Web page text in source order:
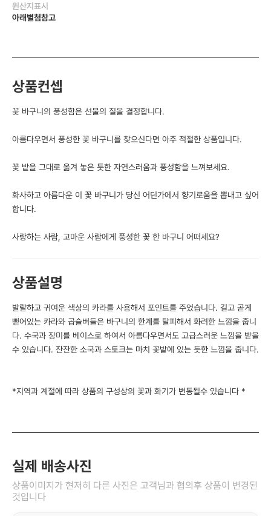
원산지표시
아래별첨참고
상품컨셉
꽃 바구니의 풍성함은 선물의 질을 결정합니다.
아름다우면서 풍성한 꽃 바구니를 찾으신다면 아주 적절한 상품입니다.
꽃 밭을 그대로 옮겨 놓은 듯한 자연스러움과 풍성함을 느껴보세요.
화사하고 아름다운 이 꽃 바구니가 당신 어딘가에서 향기로움을 뽑내고 싶어
합니다.
사랑하는 사람, 고마운 사람에게 풍성한 꽃 한 바구니 어떠세요?
상품설명
발랄하고 귀여운 색상의 카라를 사용해서 포인트를 주었습니다. 길고 곧게
뻗어있는 카라와 곱슬버들은 바구니의 한계를 탈피해서 화려한 느낌을 줍니
다. 수국과 장미를 베이스로 하여서 아름다우면서도 고급스러운 느낌을 받을
수 있습니다. 잔잔한 소국과 스토크는 마치 꽃밭에 있는 듯한 느낌을 줍니다.
*지역과 계절에 따라 상품의 구성상의 꽃과 화기가 변동될수 있습니다 *
실제 배송사진
상품이미지가 현저히 다른 사진은 고객님과 협의후 상품이 변경된
것입니다